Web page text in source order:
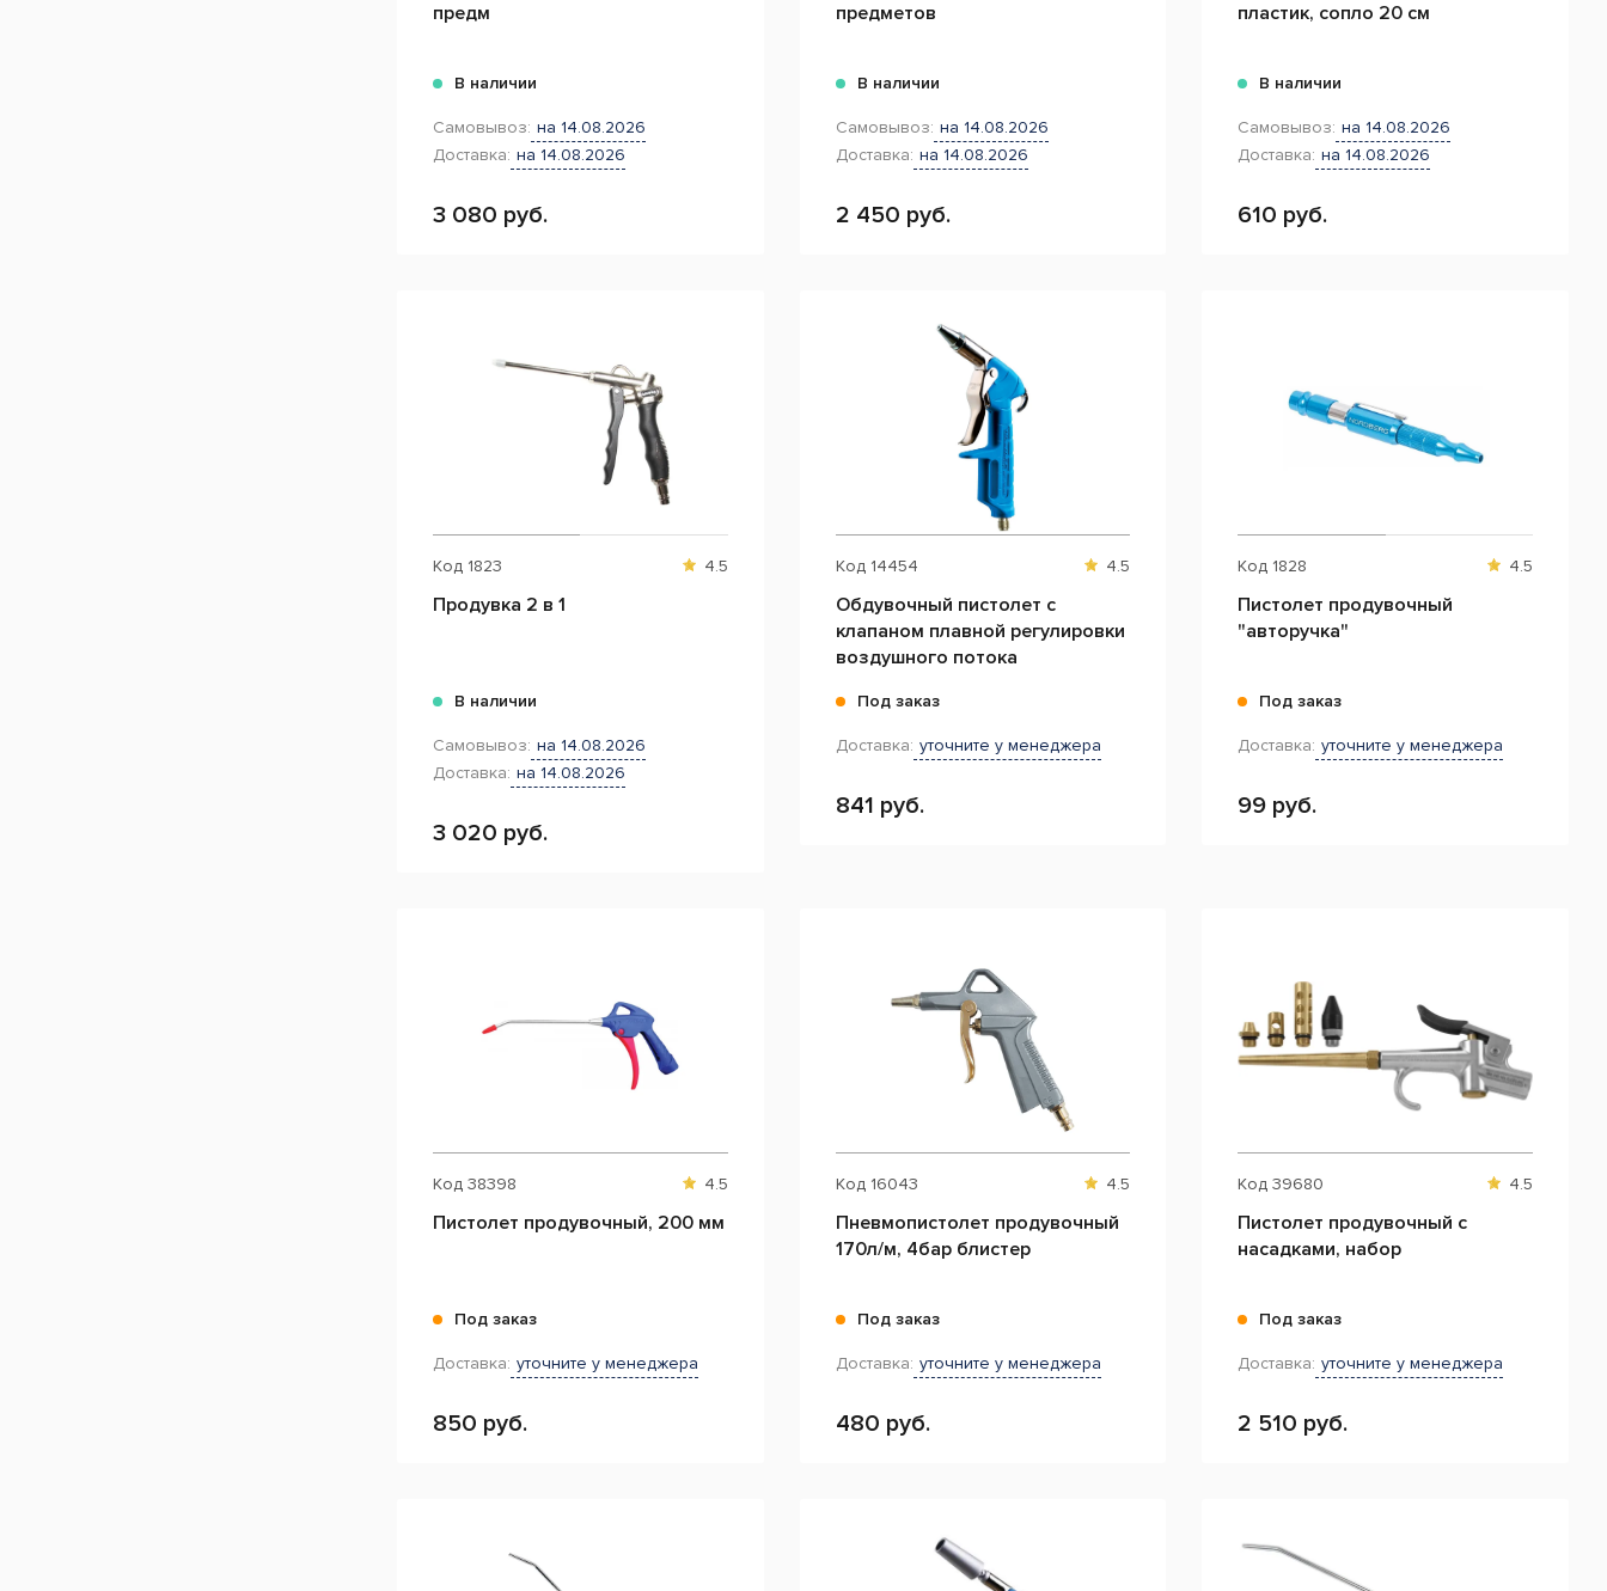
предм
В наличии
Самовывоз: на 14.08.2026
Доставка: на 14.08.2026
3 080 руб.
предметов
В наличии
Самовывоз: на 14.08.2026
Доставка: на 14.08.2026
2 450 руб.
пластик, сопло 20 см
В наличии
Самовывоз: на 14.08.2026
Доставка: на 14.08.2026
610 руб.
Код 1823 4.5
Продувка 2 в 1
В наличии
Самовывоз: на 14.08.2026
Доставка: на 14.08.2026
3 020 руб.
Код 14454 4.5
Обдувочный пистолет с
клапаном плавной регулировки
воздушного потока
Под заказ
Доставка: уточните у менеджера
841 руб.
Код 1828 4.5
Пистолет продувочный
"авторучка"
Под заказ
Доставка: уточните у менеджера
99 руб.
Код 38398 4.5
Пистолет продувочный, 200 мм
Под заказ
Доставка: уточните у менеджера
850 руб.
Код 16043 4.5
Пневмопистолет продувочный
170л/м, 4бар блистер
Под заказ
Доставка: уточните у менеджера
480 руб.
Код39680 4.5
Пистолет продувочный с
насадками, набор
Под заказ
Доставка: уточните у менеджера
2 510 руб.